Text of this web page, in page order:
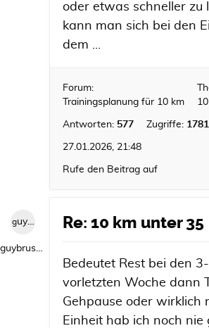
oder etwas schneller zu
kann man sich bei den
dem ...
Forum:
Trainingsplanung für 10 km
Antworten: 577 Zugriffe:
27.01.2026, 21:48
Rufe den Beitrag auf
guybrush1992
guybrush1992
Re: 10 km unter 35
Bedeutet Rest bei den
vorletzten Woche dann
Gehpause oder wirklich
Einheit hab ich noch